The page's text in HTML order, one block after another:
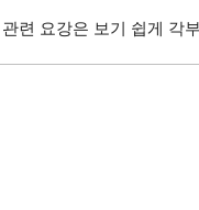
련 요강은 보기 쉽게 각